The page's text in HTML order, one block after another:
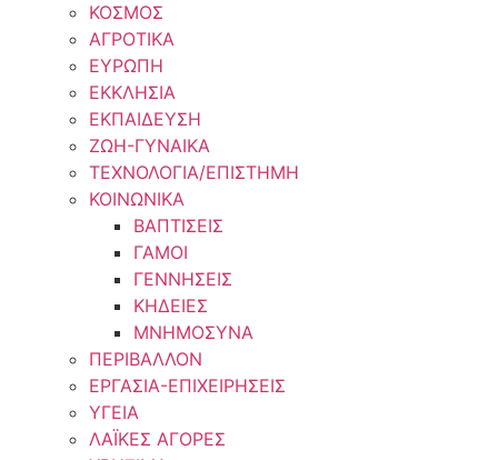
ΚΟΣΜΟΣ
ΑΓΡΟΤΙΚΑ
ΕΥΡΩΠΗ
ΕΚΚΛΗΣΙΑ
ΕΚΠΑΙΔΕΥΣΗ
ΖΩΗ-ΓΥΝΑΙΚΑ
ΤΕΧΝΟΛΟΓΙΑ/ΕΠΙΣΤΗΜΗ
ΚΟΙΝΩΝΙΚΑ
ΒΑΠΤΙΣΕΙΣ
ΓΑΜΟΙ
ΓΕΝΝΗΣΕΙΣ
ΚΗΔΕΙΕΣ
ΜΝΗΜΟΣΥΝΑ
ΠΕΡΙΒΑΛΛΟΝ
ΕΡΓΑΣΙΑ-ΕΠΙΧΕΙΡΗΣΕΙΣ
ΥΓΕΙΑ
ΛΑΪΚΕΣ ΑΓΟΡΕΣ